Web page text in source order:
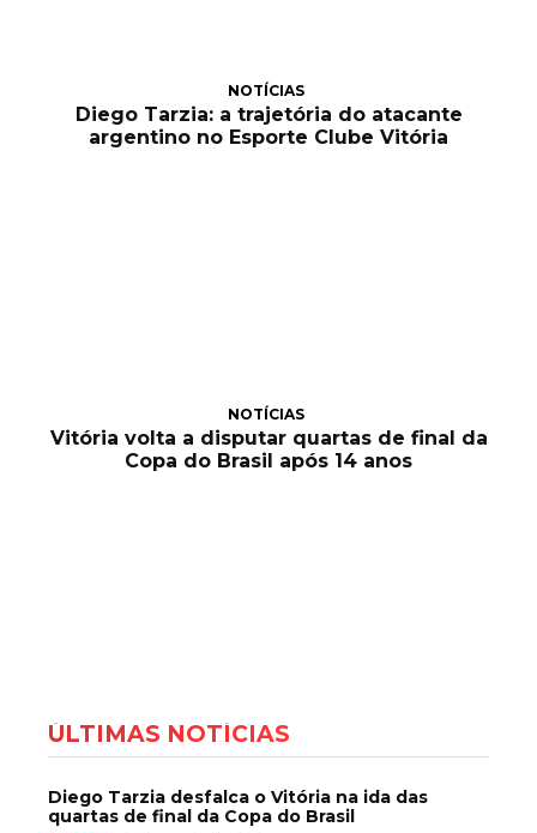
NOTÍCIAS
Diego Tarzia: a trajetória do atacante
argentino no Esporte Clube Vitória
NOTÍCIAS
Vitória volta a disputar quartas de final da
Copa do Brasil após 14 anos
ÚLTIMAS NOTÍCIAS
Diego Tarzia desfalca o Vitória na ida das
quartas de final da Copa do Brasil